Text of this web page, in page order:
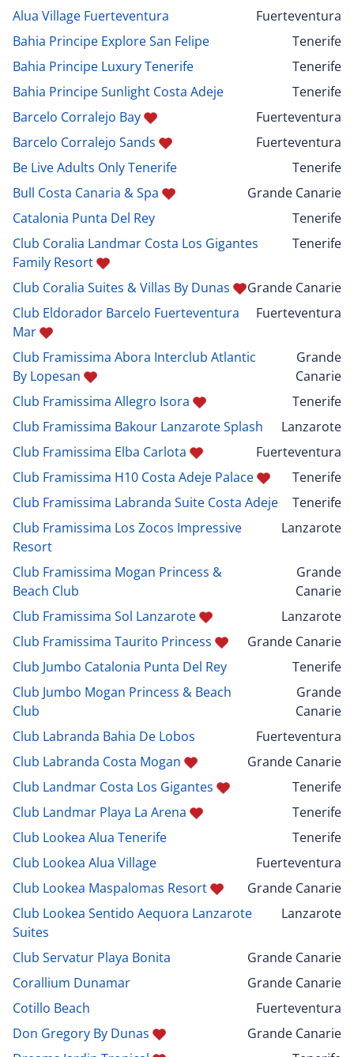
Alua Village Fuerteventura
Fuerteventura
Bahia Principe Explore San Felipe
Tenerife
Bahia Principe Luxury Tenerife
Tenerife
Bahia Principe Sunlight Costa Adeje
Tenerife
Barcelo Corralejo Bay
Fuerteventura
Barcelo Corralejo Sands
Fuerteventura
Be Live Adults Only Tenerife
Tenerife
Bull Costa Canaria & Spa
Grande Canarie
Catalonia Punta Del Rey
Tenerife
Club Coralia Landmar Costa Los Gigantes
Family Resort
Tenerife
Club Coralia Suites & Villas By Dunas
Grande Canarie
Club Eldorador Barcelo Fuerteventura
Mar
Fuerteventura
Club Framissima Abora Interclub Atlantic
By Lopesan
Grande
Canarie
Club Framissima Allegro Isora
Tenerife
Club Framissima Bakour Lanzarote Splash
Lanzarote
Club Framissima Elba Carlota
Fuerteventura
Club Framissima H10 Costa Adeje Palace
Tenerife
Club Framissima Labranda Suite Costa Adeje
Tenerife
Club Framissima Los Zocos Impressive
Resort
Lanzarote
Club Framissima Mogan Princess &
Beach Club
Grande
Canarie
Club Framissima Sol Lanzarote
Lanzarote
Club Framissima Taurito Princess
Grande Canarie
Club Jumbo Catalonia Punta Del Rey
Tenerife
Club Jumbo Mogan Princess & Beach
Club
Grande
Canarie
Club Labranda Bahia De Lobos
Fuerteventura
Club Labranda Costa Mogan
Grande Canarie
Club Landmar Costa Los Gigantes
Tenerife
Club Landmar Playa La Arena
Tenerife
Club Lookea Alua Tenerife
Tenerife
Club Lookea Alua Village
Fuerteventura
Club Lookea Maspalomas Resort
Grande Canarie
Club Lookea Sentido Aequora Lanzarote
Suites
Lanzarote
Club Servatur Playa Bonita
Grande Canarie
Corallium Dunamar
Grande Canarie
Cotillo Beach
Fuerteventura
Don Gregory By Dunas
Grande Canarie